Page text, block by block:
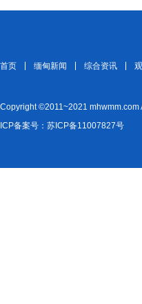
首页 缅甸新闻 综合资讯
Copyright ©2011~2021 mhwmm.com
ICP备案号：苏ICP备11007827号